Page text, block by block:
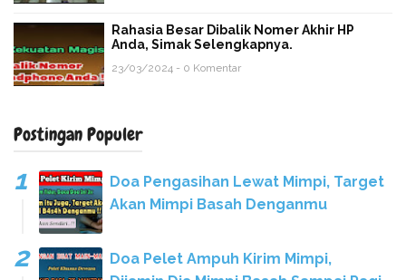
Rahasia Besar Dibalik Nomer Akhir HP
Anda, Simak Selengkapnya.
23/03/2024 - 0 Komentar
Postingan Populer
Doa Pengasihan Lewat Mimpi, Target
Akan Mimpi Basah Denganmu
Doa Pelet Ampuh Kirim Mimpi,